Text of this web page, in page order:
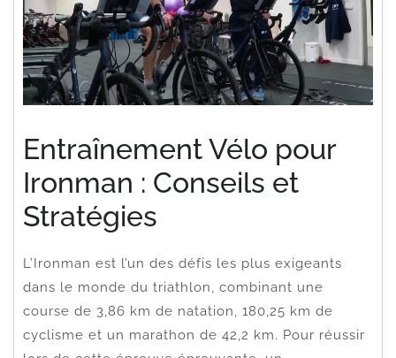
Entraînement Vélo pour
Ironman : Conseils et
Stratégies
L’Ironman est l’un des défis les plus exigeants
dans le monde du triathlon, combinant une
course de 3,86 km de natation, 180,25 km de
cyclisme et un marathon de 42,2 km. Pour réussir